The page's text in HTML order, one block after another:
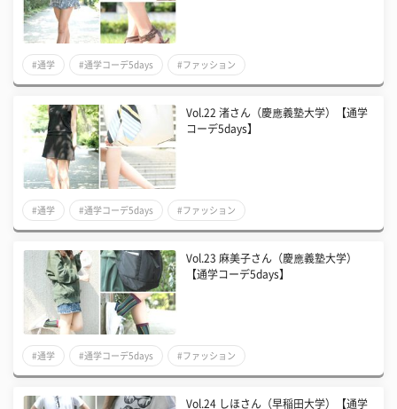
#通学 #通学コーデ5days #ファッション
Vol.22 渚さん（慶應義塾大学）【通学
コーデ5days】
#通学 #通学コーデ5days #ファッション
Vol.23 麻美子さん（慶應義塾大学）
【通学コーデ5days】
#通学 #通学コーデ5days #ファッション
Vol.24 しほさん（早稲田大学）【通学